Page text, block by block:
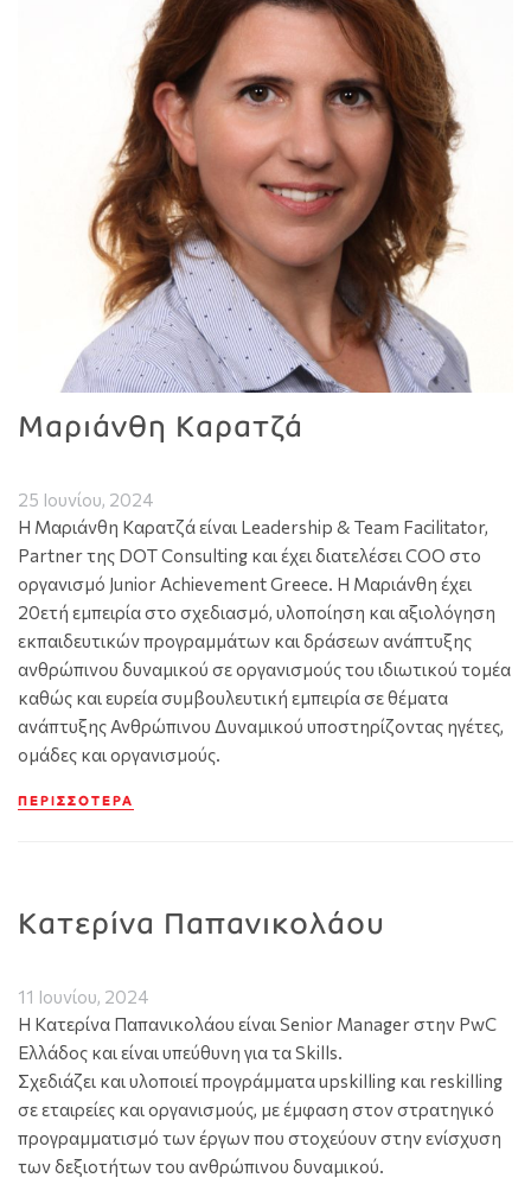
Μαριάνθη Καρατζά
25 Ιουνίου, 2024
Η Μαριάνθη Καρατζά είναι Leadership & Team Facilitator,
Partner της DOT Consulting και έχει διατελέσει COO στο
οργανισμό Junior Achievement Greece. Η Μαριάνθη έχει
20ετή εμπειρία στο σχεδιασμό, υλοποίηση και αξιολόγηση
εκπαιδευτικών προγραμμάτων και δράσεων ανάπτυξης
ανθρώπινου δυναμικού σε οργανισμούς του ιδιωτικού τομέα
καθώς και ευρεία συμβουλευτική εμπειρία σε θέματα
ανάπτυξης Ανθρώπινου Δυναμικού υποστηρίζοντας ηγέτες,
ομάδες και οργανισμούς.
ΠΕΡΙΣΣΌΤΕΡΑ
Κατερίνα Παπανικολάου
11 Ιουνίου, 2024
Η Κατερίνα Παπανικολάου είναι Senior Manager στην PwC
Ελλάδος και είναι υπεύθυνη για τα Skills.
Σχεδιάζει και υλοποιεί προγράμματα upskilling και reskilling
σε εταιρείες και οργανισμούς, με έμφαση στον στρατηγικό
προγραμματισμό των έργων που στοχεύουν στην ενίσχυση
των δεξιοτήτων του ανθρώπινου δυναμικού.